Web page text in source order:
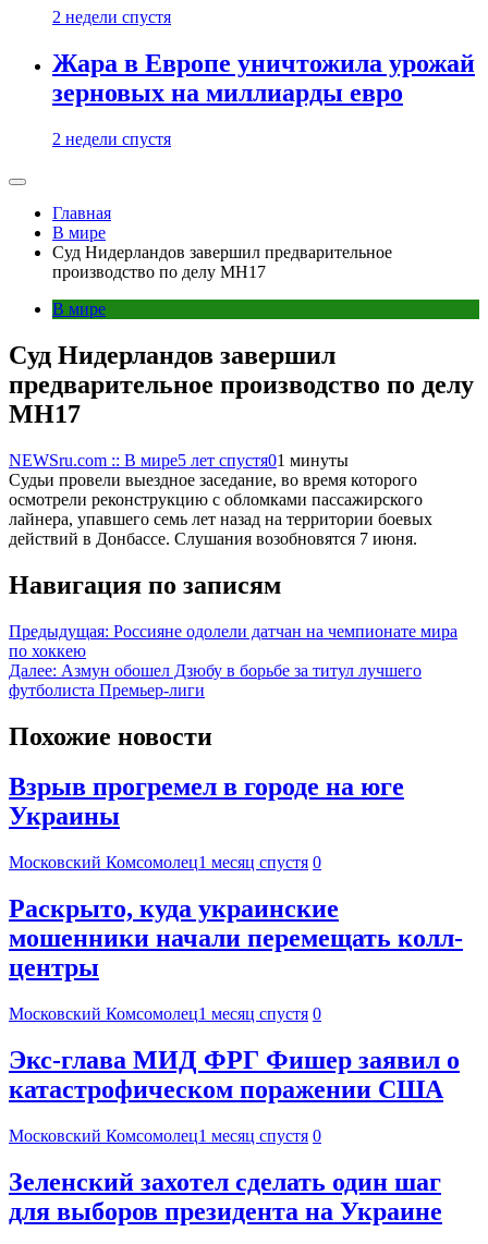
2 недели спустя
Жара в Европе уничтожила урожай
зерновых на миллиарды евро
2 недели спустя
Главная
В мире
Cуд Нидерландов завершил предварительное
производство по делу MH17
В мире
Cуд Нидерландов завершил
предварительное производство по делу
MH17
NEWSru.com :: В мире5 лет спустя01 минуты
Судьи провели выездное заседание, во время которого
осмотрели реконструкцию с обломками пассажирского
лайнера, упавшего семь лет назад на территории боевых
действий в Донбассе. Слушания возобновятся 7 июня.
Навигация по записям
Предыдущая: Россияне одолели датчан на чемпионате мира
по хоккею
Далее: Азмун обошел Дзюбу в борьбе за титул лучшего
футболиста Премьер-лиги
Похожие новости
Взрыв прогремел в городе на юге
Украины
Московский Комсомолец1 месяц спустя 0
Раскрыто, куда украинские
мошенники начали перемещать колл-
центры
Московский Комсомолец1 месяц спустя 0
Экс-глава МИД ФРГ Фишер заявил о
катастрофическом поражении США
Московский Комсомолец1 месяц спустя 0
Зеленский захотел сделать один шаг
для выборов президента на Украине